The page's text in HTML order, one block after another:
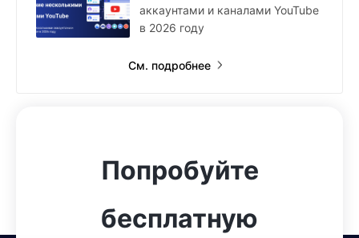
аккаунтами и каналами YouTube
в 2026 году
См. подробнее
Попробуйте
бесплатную